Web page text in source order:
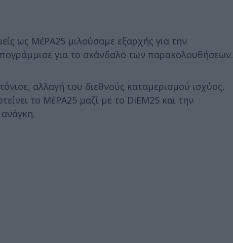
ως ΜέΡΑ25 μιλούσαμε εξαρχής για την
για το σκάνδαλο των παρακολουθήσεων.
αλλαγή του διεθνούς καταμερισμού ισχύος,
το ΜέΡΑ25 μαζί με το DiEM25 και την